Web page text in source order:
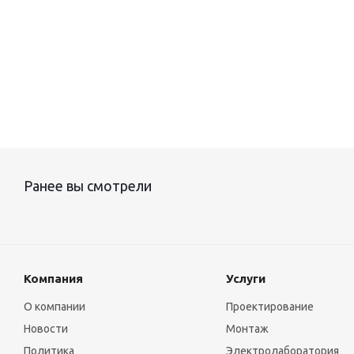
Ранее вы смотрели
Компания
О компании
Новости
Политика
Услуги
Проектирование
Монтаж
Электролаборатория